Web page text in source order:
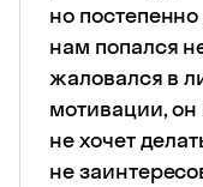
но
нам попался
жаловался в
мотивации,
не хочет
не